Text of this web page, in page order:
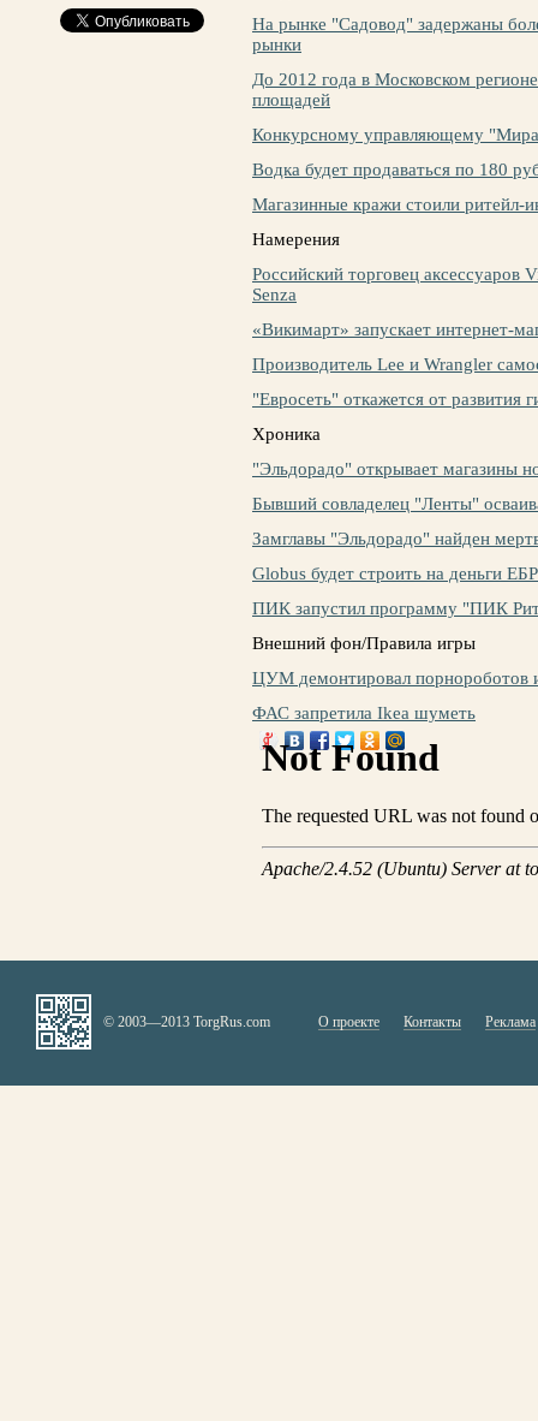
На рынке "Садовод" задержаны
рынки
До 2012 года в Московском
площадей
Конкурсному управляющему
Водка будет продаваться по 180
Магазинные кражи стоили ритейл-
Намерения
Российский торговец аксессуаров
Senza
«Викимарт» запускает интернет-
Производитель Lee и Wrangler
"Евросеть" откажется от развития
Хроника
"Эльдорадо" открывает магазины
Бывший совладелец "Ленты"
Замглавы "Эльдорадо" найден
Globus будет строить на деньги
ПИК запустил программу "ПИК
Внешний фон/Правила игры
ЦУМ демонтировал порнороботов
ФАС запретила Ikea шуметь
© 2003—2013 TorgRus.com О проекте Контакты Реклама